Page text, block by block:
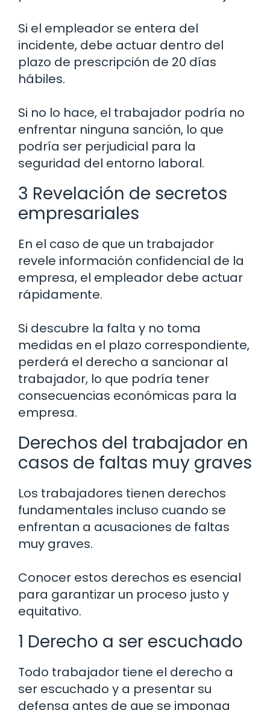
Si el empleador se entera del
incidente, debe actuar dentro del
plazo de prescripción de 20 días
hábiles.
Si no lo hace, el trabajador podría no
enfrentar ninguna sanción, lo que
podría ser perjudicial para la
seguridad del entorno laboral.
3 Revelación de secretos
empresariales
En el caso de que un trabajador
revele información confidencial de la
empresa, el empleador debe actuar
rápidamente.
Si descubre la falta y no toma
medidas en el plazo correspondiente,
perderá el derecho a sancionar al
trabajador, lo que podría tener
consecuencias económicas para la
empresa.
Derechos del trabajador en
casos de faltas muy graves
Los trabajadores tienen derechos
fundamentales incluso cuando se
enfrentan a acusaciones de faltas
muy graves.
Conocer estos derechos es esencial
para garantizar un proceso justo y
equitativo.
1 Derecho a ser escuchado
Todo trabajador tiene el derecho a
ser escuchado y a presentar su
defensa antes de que se imponga